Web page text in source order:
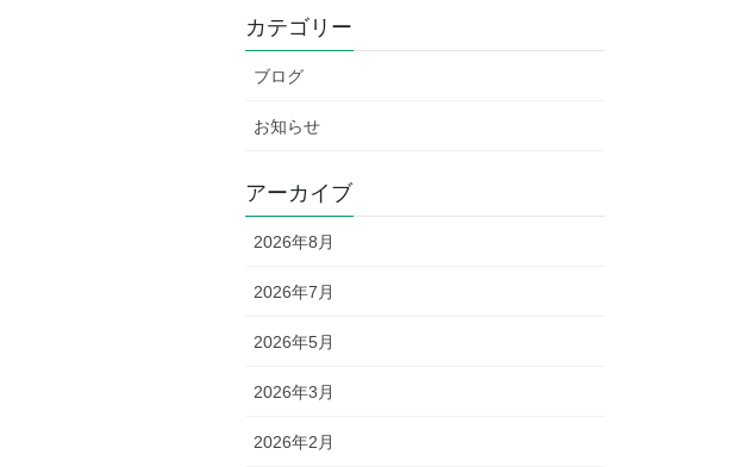
カテゴリー
ブログ
お知らせ
アーカイブ
2026年8月
2026年7月
2026年5月
2026年3月
2026年2月